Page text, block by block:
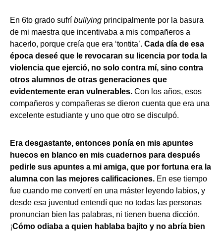
En 6to grado sufrí bullying principalmente por la basura
de mi maestra que incentivaba a mis compañeros a
hacerlo, porque creía que era ‘tontita’. Cada día de esa
época deseé que le revocaran su licencia por toda la
violencia que ejerció, no solo contra mí, sino contra
otros alumnos de otras generaciones que
evidentemente eran vulnerables. Con los años, esos
compañeros y compañeras se dieron cuenta que era una
excelente estudiante y uno que otro se disculpó.
Era desgastante, entonces ponía en mis apuntes
huecos en blanco en mis cuadernos para después
pedirle sus apuntes a mi amiga, que por fortuna era la
alumna con las mejores calificaciones. En ese tiempo
fue cuando me convertí en una máster leyendo labios, y
desde esa juventud entendí que no todas las personas
pronuncian bien las palabras, ni tienen buena dicción.
¡Cómo odiaba a quien hablaba bajito y no abría bien